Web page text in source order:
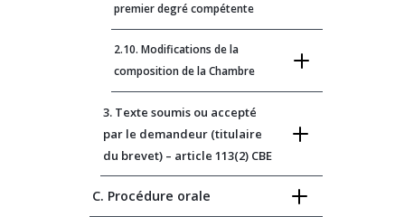
premier degré compétente
2.10. Modifications de la
composition de la Chambre
3. Texte soumis ou accepté
par le demandeur (titulaire
du brevet) – article 113(2) CBE
C. Procédure orale